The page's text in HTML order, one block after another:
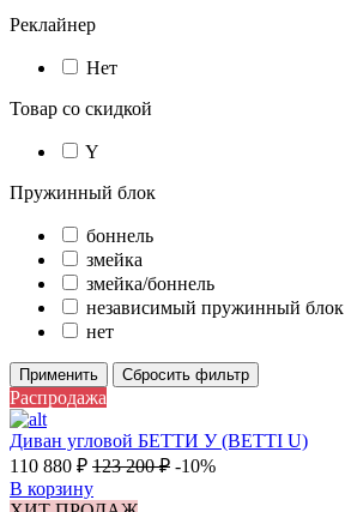
Реклайнер
Нет
Товар со скидкой
Y
Пружинный блок
боннель
змейка
змейка/боннель
независимый пружинный блок
нет
Применить Сбросить фильтр
Распродажа
Диван угловой БЕТТИ У (BETTI U)
110 880 ₽ 123 200₽ -10%
В корзину